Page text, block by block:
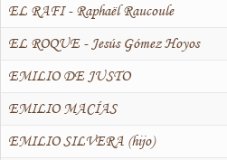
EL RAFI - Raphaël Raucoule
EL ROQUE - Jesús Gómez Hoyos
EMILIO DE JUSTO
EMILIO MACÍAS
EMILIO SILVERA (hijo)